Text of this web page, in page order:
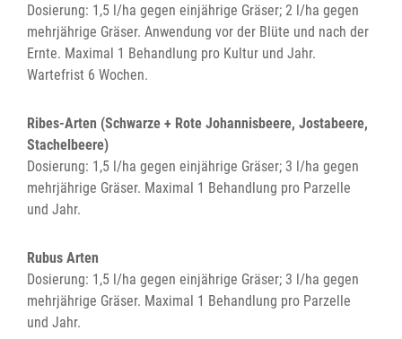
Dosierung: 1,5 l/ha gegen einjährige Gräser; 2 l/ha gegen
mehrjährige Gräser. Anwendung vor der Blüte und nach der
Ernte. Maximal 1 Behandlung pro Kultur und Jahr.
Wartefrist 6 Wochen.
Ribes-Arten (Schwarze + Rote Johannisbeere, Jostabeere,
Stachelbeere)
Dosierung: 1,5 l/ha gegen einjährige Gräser; 3 l/ha gegen
mehrjährige Gräser. Maximal 1 Behandlung pro Parzelle
und Jahr.
Rubus Arten
Dosierung: 1,5 l/ha gegen einjährige Gräser; 3 l/ha gegen
mehrjährige Gräser. Maximal 1 Behandlung pro Parzelle
und Jahr.